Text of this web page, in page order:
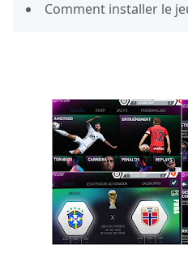
Comment installer le